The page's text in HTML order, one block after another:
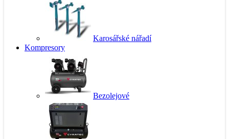
Karosářské nářadí
Kompresory
Bezolejové